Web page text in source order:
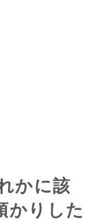
かに該
かりした